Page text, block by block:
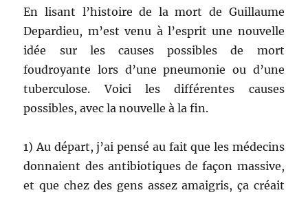
En lisant l’histoire de la mort de Guillaume
Depardieu, m’est venu à l’esprit une nouvelle
idée sur les causes possibles de mort
foudroyante lors d’une pneumonie ou d’une
tuberculose. Voici les différentes causes
possibles, avec la nouvelle à la fin.
1) Au départ, j’ai pensé au fait que les médecins
donnaient des antibiotiques de façon massive,
et que chez des gens assez amaigris, ça créait